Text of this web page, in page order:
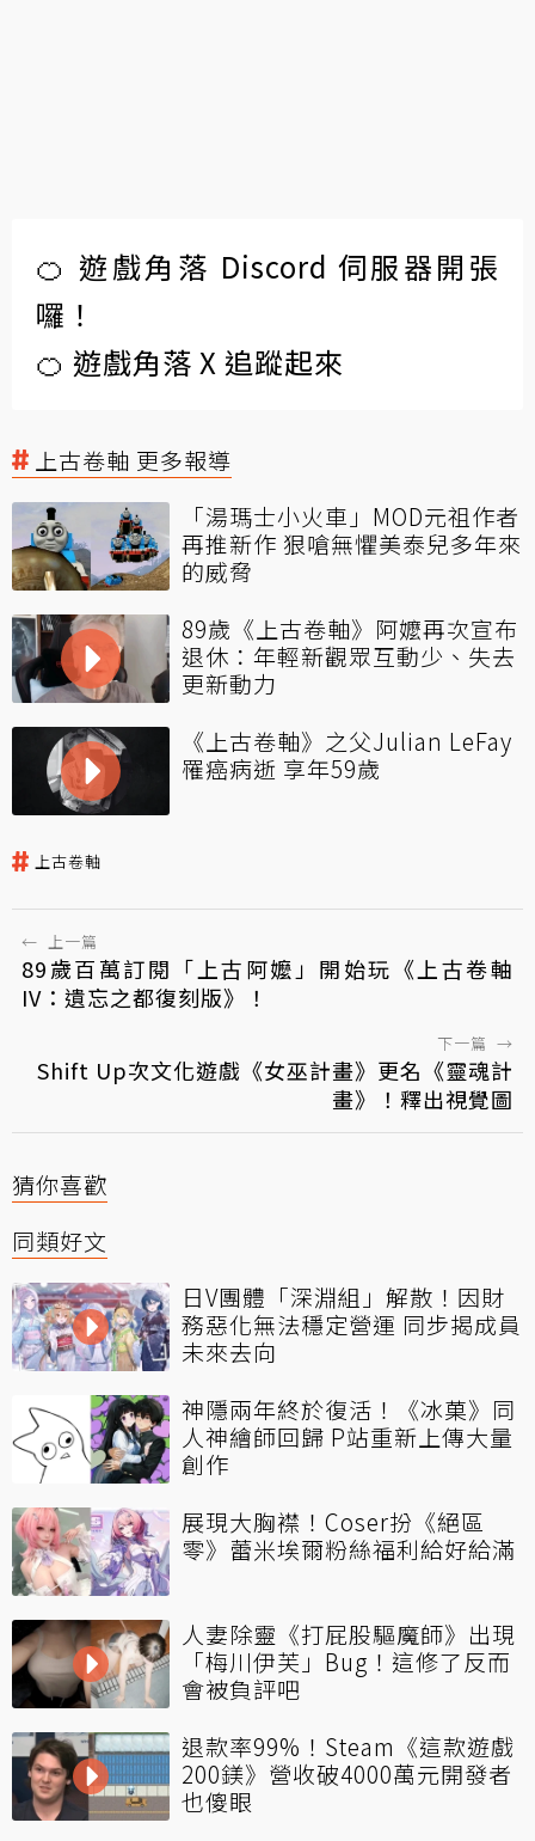
🍊 遊戲角落 Discord 伺服器開張
囉！
🍊 遊戲角落 X 追蹤起來
上古卷軸 更多報導
「湯瑪士小火車」MOD元祖作者
再推新作 狠嗆無懼美泰兒多年來
的威脅
89歲《上古卷軸》阿嬤再次宣布
退休：年輕新觀眾互動少、失去
更新動力
《上古卷軸》之父Julian LeFay
罹癌病逝 享年59歲
上古卷軸
← 上一篇
89歲百萬訂閱「上古阿嬤」開始玩《上古卷軸
IV：遺忘之都復刻版》！
下一篇 →
Shift Up次文化遊戲《女巫計畫》更名《靈魂計
畫》！釋出視覺圖
猜你喜歡
同類好文
日V團體「深淵組」解散！因財
務惡化無法穩定營運 同步揭成員
未來去向
神隱兩年終於復活！《冰菓》同
人神繪師回歸 P站重新上傳大量
創作
展現大胸襟！Coser扮《絕區
零》蕾米埃爾粉絲福利給好給滿
人妻除靈《打屁股驅魔師》出現
「梅川伊芙」Bug！這修了反而
會被負評吧
退款率99%！Steam《這款遊戲
200鎂》營收破4000萬元開發者
也傻眼